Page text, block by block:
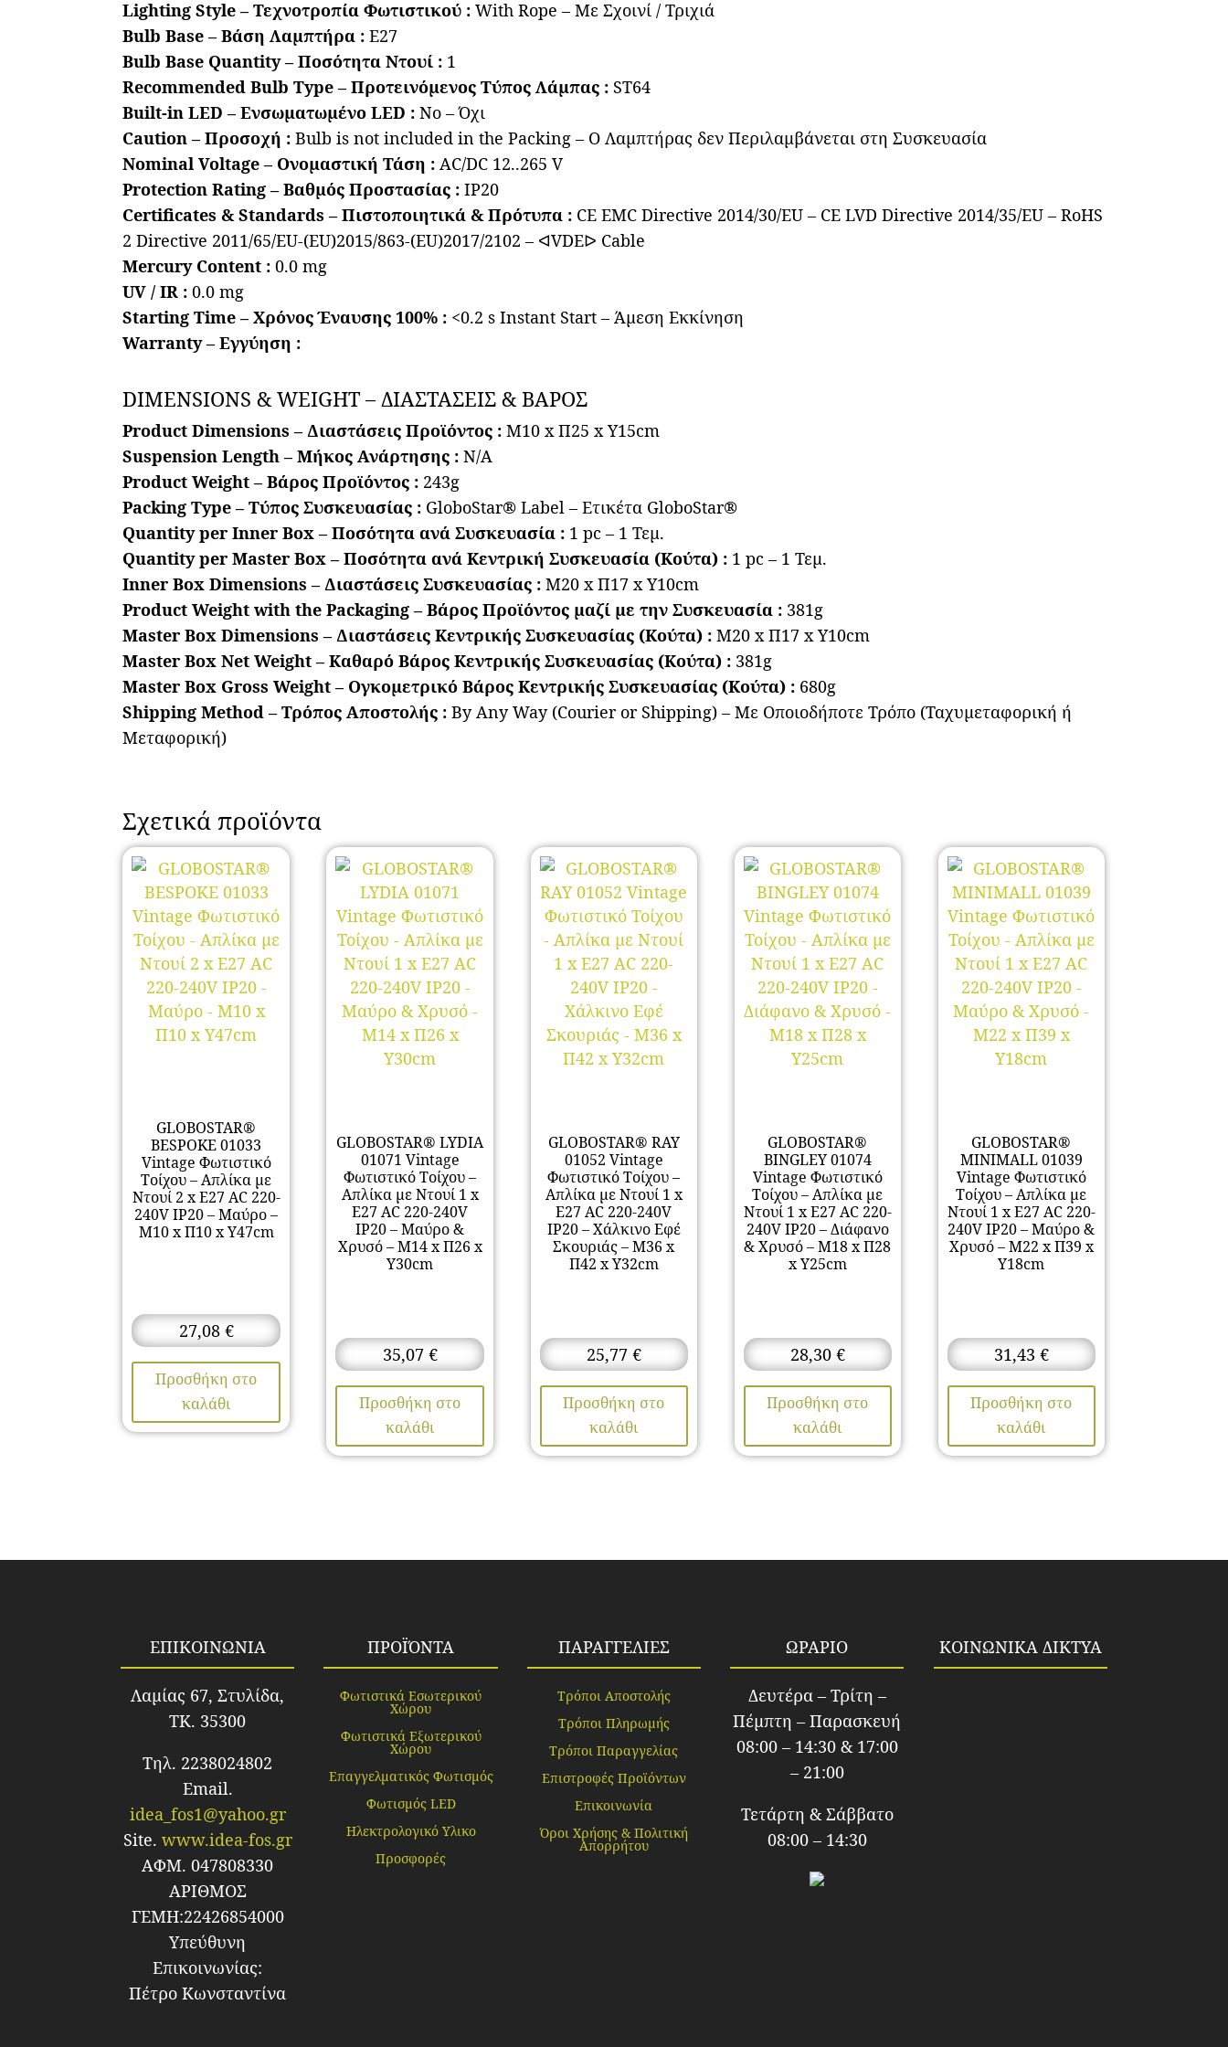
Lighting Style – Τεχνοτροπία Φωτιστικού : With Rope – Με Σχοινί / Τριχιά
Bulb Base – Βάση Λαμπτήρα : E27
Bulb Base Quantity – Ποσότητα Ντουί : 1
Recommended Bulb Type – Προτεινόμενος Τύπος Λάμπας : ST64
Built-in LED – Ενσωματωμένο LED : No – Όχι
Caution – Προσοχή : Bulb is not included in the Packing – Ο Λαμπτήρας δεν Περιλαμβάνεται στη Συσκευασία
Nominal Voltage – Ονομαστική Τάση : AC/DC 12..265 V
Protection Rating – Βαθμός Προστασίας : IP20
Certificates & Standards – Πιστοποιητικά & Πρότυπα : CE EMC Directive 2014/30/EU – CE LVD Directive 2014/35/EU – RoHS
2 Directive 2011/65/EU-(EU)2015/863-(EU)2017/2102 – ᐊVDEᐅ Cable
Mercury Content : 0.0 mg
UV / IR : 0.0 mg
Starting Time – Χρόνος Έναυσης 100% : <0.2 s Instant Start – Άμεση Εκκίνηση
Warranty – Εγγύηση :
DIMENSIONS & WEIGHT – ΔΙΑΣΤΑΣΕΙΣ & ΒΑΡΟΣ
Product Dimensions – Διαστάσεις Προϊόντος : Μ10 x Π25 x Υ15cm
Suspension Length – Μήκος Ανάρτησης : N/A
Product Weight – Βάρος Προϊόντος : 243g
Packing Type – Τύπος Συσκευασίας : GloboStar® Label – Ετικέτα GloboStar®
Quantity per Inner Box – Ποσότητα ανά Συσκευασία : 1 pc – 1 Τεμ.
Quantity per Master Box – Ποσότητα ανά Κεντρική Συσκευασία (Κούτα) : 1 pc – 1 Τεμ.
Inner Box Dimensions – Διαστάσεις Συσκευασίας : Μ20 x Π17 x Υ10cm
Product Weight with the Packaging – Βάρος Προϊόντος μαζί με την Συσκευασία : 381g
Master Box Dimensions – Διαστάσεις Κεντρικής Συσκευασίας (Κούτα) : Μ20 x Π17 x Υ10cm
Master Box Net Weight – Καθαρό Βάρος Κεντρικής Συσκευασίας (Κούτα) : 381g
Master Box Gross Weight – Ογκομετρικό Βάρος Κεντρικής Συσκευασίας (Κούτα) : 680g
Shipping Method – Τρόπος Αποστολής : By Any Way (Courier or Shipping) – Με Οποιοδήποτε Τρόπο (Ταχυμεταφορική ή
Μεταφορική)
Σχετικά προϊόντα
GLOBOSTAR®
BESPOKE 01033
Vintage Φωτιστικό
Τοίχου – Απλίκα με
Ντουί 2 x E27 AC 220-
240V IP20 – Μαύρο –
Μ10 x Π10 x Υ47cm
27,08 €
Προσθήκη στο
καλάθι
GLOBOSTAR® LYDIA
01071 Vintage
Φωτιστικό Τοίχου –
Απλίκα με Ντουί 1 x
E27 AC 220-240V
IP20 – Μαύρο &
Χρυσό – Μ14 x Π26 x
Υ30cm
35,07 €
Προσθήκη στο
καλάθι
GLOBOSTAR® RAY
01052 Vintage
Φωτιστικό Τοίχου –
Απλίκα με Ντουί 1 x
E27 AC 220-240V
IP20 – Χάλκινο Εφέ
Σκουριάς – Μ36 x
Π42 x Υ32cm
25,77 €
Προσθήκη στο
καλάθι
GLOBOSTAR®
BINGLEY 01074
Vintage Φωτιστικό
Τοίχου – Απλίκα με
Ντουί 1 x E27 AC 220-
240V IP20 – Διάφανο
& Χρυσό – Μ18 x Π28
x Υ25cm
28,30 €
Προσθήκη στο
καλάθι
GLOBOSTAR®
MINIMALL 01039
Vintage Φωτιστικό
Τοίχου – Απλίκα με
Ντουί 1 x E27 AC 220-
240V IP20 – Μαύρο &
Χρυσό – Μ22 x Π39 x
Υ18cm
31,43 €
Προσθήκη στο
καλάθι
ΕΠΙΚΟΙΝΩΝΙΑ
Λαμίας 67, Στυλίδα,
TK. 35300
Τηλ. 2238024802
Email.
idea_fos1@yahoo.gr
Site. www.idea-fos.gr
ΑΦΜ. 047808330
ΑΡΙΘΜΟΣ
ΓΕΜΗ:22426854000
Υπεύθυνη
Επικοινωνίας:
Πέτρο Κωνσταντίνα
ΠΡΟΪΌΝΤΑ
Φωτιστικά Εσωτερικού
Χώρου
Φωτιστικά Εξωτερικού
Χώρου
Επαγγελματικός Φωτισμός
Φωτισμός LED
Ηλεκτρολογικό Υλικο
Προσφορές
ΠΑΡΑΓΓΕΛΙΕΣ
Τρόποι Αποστολής
Τρόποι Πληρωμής
Τρόποι Παραγγελίας
Επιστροφές Προϊόντων
Επικοινωνία
Όροι Χρήσης & Πολιτική
Απορρήτου
ΩΡΑΡΙΟ
Δευτέρα – Τρίτη –
Πέμπτη – Παρασκευή
08:00 – 14:30 & 17:00
– 21:00
Τετάρτη & Σάββατο
08:00 – 14:30
ΚΟΙΝΩΝΙΚΑ ΔΙΚΤΥΑ